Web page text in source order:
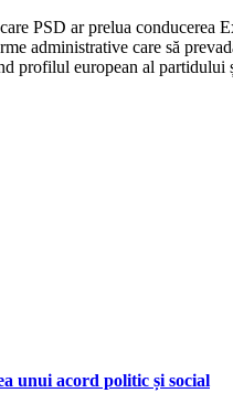
PSD ar prelua conducerea
administrative care să
profilul european al partidului
unui acord politic și social